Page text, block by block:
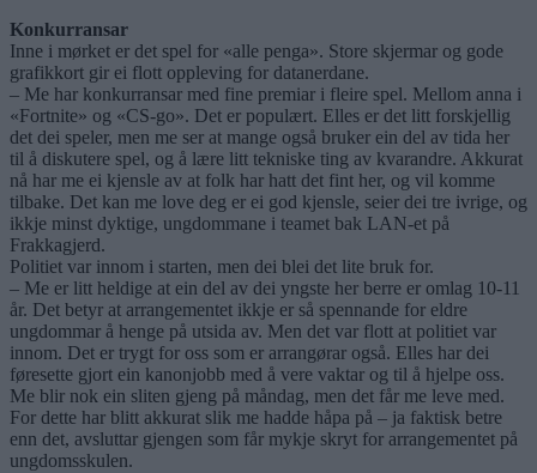
Konkurransar
Inne i mørket er det spel for «alle penga». Store skjermar og gode
grafikkort gir ei flott oppleving for datanerdane.
– Me har konkurransar med fine premiar i fleire spel. Mellom anna i
«Fortnite» og «CS-go». Det er populært. Elles er det litt forskjellig
det dei speler, men me ser at mange også bruker ein del av tida her
til å diskutere spel, og å lære litt tekniske ting av kvarandre. Akkurat
nå har me ei kjensle av at folk har hatt det fint her, og vil komme
tilbake. Det kan me love deg er ei god kjensle, seier dei tre ivrige, og
ikkje minst dyktige, ungdommane i teamet bak LAN-et på
Frakkagjerd.
Politiet var innom i starten, men dei blei det lite bruk for.
– Me er litt heldige at ein del av dei yngste her berre er omlag 10-11
år. Det betyr at arrangementet ikkje er så spennande for eldre
ungdommar å henge på utsida av. Men det var flott at politiet var
innom. Det er trygt for oss som er arrangørar også. Elles har dei
føresette gjort ein kanonjobb med å vere vaktar og til å hjelpe oss.
Me blir nok ein sliten gjeng på måndag, men det får me leve med.
For dette har blitt akkurat slik me hadde håpa på – ja faktisk betre
enn det, avsluttar gjengen som får mykje skryt for arrangementet på
ungdomsskulen.